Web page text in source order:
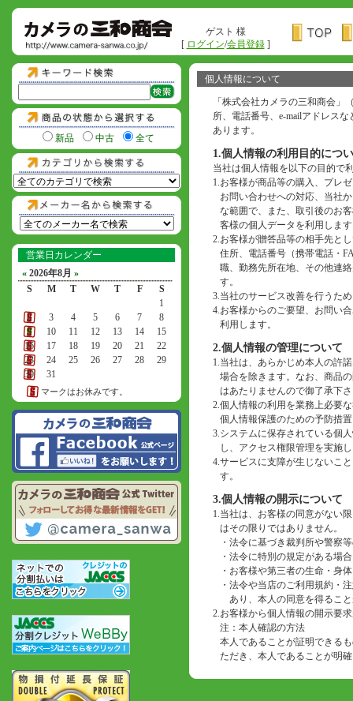
ゲスト 様
[ ログイン/会員登録]
新品 中古 全て
営業日カレンダー
« 2026年8月 »
S
M T W T F
S
1
2
3 4 5 6 7
8
9
10 11 12 13 14
15
16
17 18 19 20 21
22
23
24 25 26 27 28
29
30
31
マークはお休みです。
個人情報について
「株式会社カメラの三和商会
所、電話番号、e-mailアドレス
あります。
1.個人情報の利用目的につ
当社は個人情報を以下の目的で
1.お客様が商品等の購入、プレ
お問い合わせへの対応、当社
な範囲で、また、取引後のお
客様の個人データを利用しま
2.お客様が贈答品等の相手先と
住所、電話番号（携帯電話・
職、勤務先所在地、その他連
す。
3.当社のサービス改善を行うた
4.お客様からのご要望、お問い
利用します。
2.個人情報の管理について
1.当社は、あらかじめ本人の許
場合を除きます。なお、商品
はあたりませんので御了承下
2.個人情報の利用を業務上必要
個人情報保護のための予防措
3.システムに保存されている個
し、アクセス権限管理を実施
4.サービスに支障が生じないこ
す。
3.個人情報の開示について
1.当社は、お客様の同意がない
はその限りではありません。
・ 法令に基づき裁判所や警察
・ 法令に特別の規定がある場合
・ お客様や第三者の生命・身
・ 法令や当店のご利用規約・
あり、本人の同意を得るこ
2.お客様から個人情報の開示要
注：本人確認の方法
本人であることが証明できる
ただき、本人であることが明